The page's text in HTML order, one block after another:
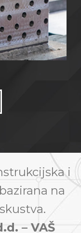
i
na
– VAŠ